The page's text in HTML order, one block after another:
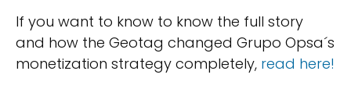
If you want to know to know the full story
and how the Geotag changed Grupo Opsa´s
monetization strategy completely, read here!